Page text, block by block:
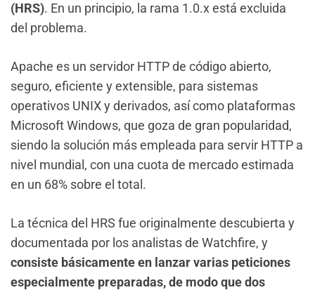
(HRS). En un principio, la rama 1.0.x está excluida
del problema.
Apache es un servidor HTTP de código abierto,
seguro, eficiente y extensible, para sistemas
operativos UNIX y derivados, así como plataformas
Microsoft Windows, que goza de gran popularidad,
siendo la solución más empleada para servir HTTP a
nivel mundial, con una cuota de mercado estimada
en un 68% sobre el total.
La técnica del HRS fue originalmente descubierta y
documentada por los analistas de Watchfire, y
consiste básicamente en lanzar varias peticiones
especialmente preparadas, de modo que dos